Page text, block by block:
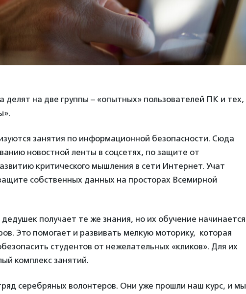
делят на две группы – «опытных» пользователей ПК и тех,
занятия по информационной безопасности. Сюда
новостной ленты в соцсетях, по защите от
критического мышления в сети Интернет. Учат
собственных данных на просторах Всемирной
получает те же знания, но их обучение начинается
Это помогает и развивать мелкую моторику, которая
студентов от нежелательных «кликов». Для их
комплекс занятий.
серебряных волонтеров. Они уже прошли наш курс, и мы